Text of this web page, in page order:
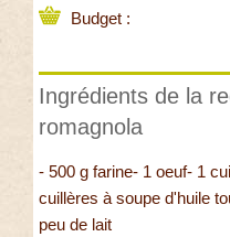
Budget :
Ingrédients de la
romagnola
- 500 g farine- 1 oeuf- 1
cuillères à soupe d'huile
peu de lait